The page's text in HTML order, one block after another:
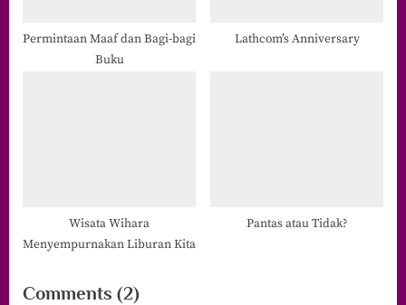
Permintaan Maaf dan Bagi-bagi
Buku
Lathcom’s Anniversary
Wisata Wihara
Menyempurnakan Liburan Kita
Pantas atau Tidak?
Comments (2)on